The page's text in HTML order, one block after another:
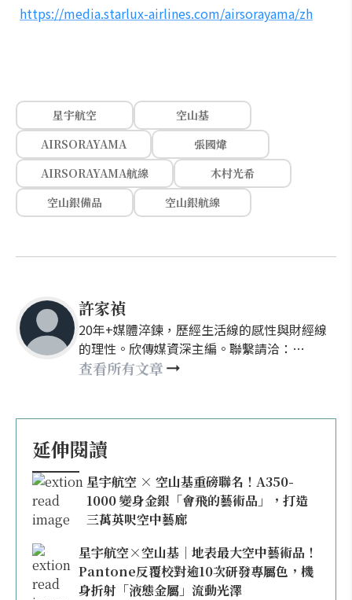
https://media.starlux-airlines.com/airsorayama/zh
星宇航空
空山基
AIRSORAYAMA
張國煒
AIRSORAYAMA航線
木村光希
空山銀備品
空山銀航線
許家禎
20年+媒體淬鍊，歷經生活線的感性與財經線
的理性。欣傳媒資深主編。聯繫請洽：
nellyhsu@xinmedia.com
查看所有文章
延伸閱讀
星宇航空 × 空山基重磅聯名！A350-
1000 變身金銀「會飛的藝術品」，打造
三萬英呎空中藝廊
星宇航空×空山基｜地表最大空中藝術品！
Pantone反覆校對逾10次研發專屬色，機
身折射「液態金屬」流動光澤